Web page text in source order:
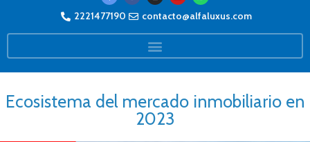
2221477190 contacto@alfaluxus.com
Ecosistema del mercado inmobiliario en
2023